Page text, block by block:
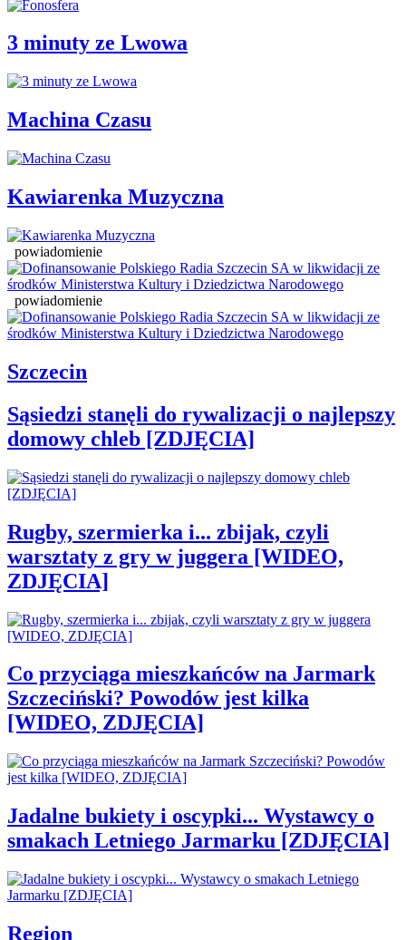
3 minuty ze Lwowa
Machina Czasu
Kawiarenka Muzyczna
powiadomienie
powiadomienie
Szczecin
Sąsiedzi stanęli do rywalizacji o najlepszy
domowy chleb [ZDJĘCIA]
Rugby, szermierka i... zbijak, czyli
warsztaty z gry w juggera [WIDEO,
ZDJĘCIA]
Co przyciąga mieszkańców na Jarmark
Szczeciński? Powodów jest kilka
[WIDEO, ZDJĘCIA]
Jadalne bukiety i oscypki... Wystawcy o
smakach Letniego Jarmarku [ZDJĘCIA]
Region